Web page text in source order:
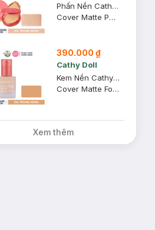
Phấn Nền Cathy Doll Mịn Lì 03 Medium Beige - Da Trung Bình 12g
Cover Matte Powder Pact SPF 30 PA +++
390.000 ₫
Cathy Doll
Kem Nền Cathy Doll Mịn Lì 03 Medium Beige - Da Trung Bình 30g
Cover Matte Foundation SPF 15 PA +++
Xem thêm